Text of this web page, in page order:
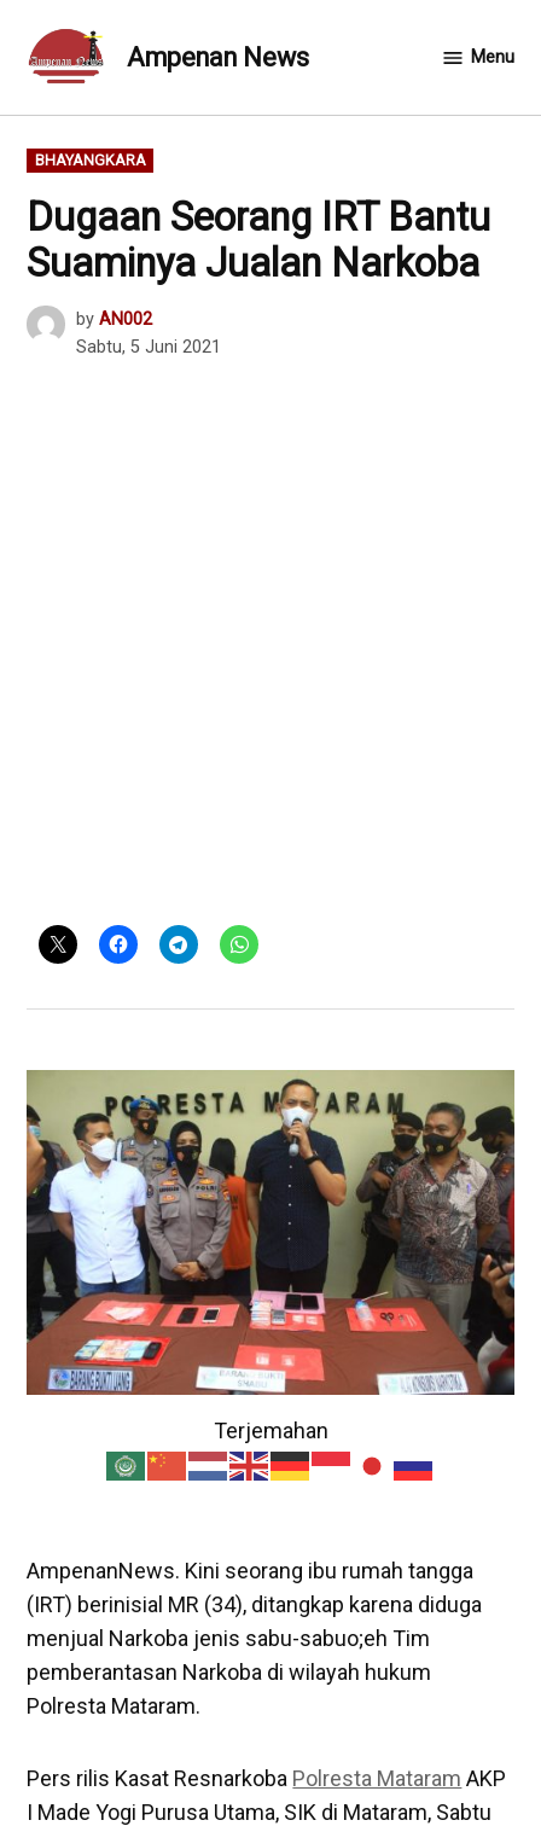
content
Ampenan News Menu
POSTED
IN
BHAYANGKARA
Dugaan Seorang IRT Bantu
Suaminya Jualan Narkoba
by AN002
Sabtu, 5 Juni 2021
Terjemahan
AmpenanNews. Kini seorang ibu rumah tangga
(IRT) berinisial MR (34), ditangkap karena diduga
menjual Narkoba jenis sabu-sabuo;eh Tim
pemberantasan Narkoba di wilayah hukum
Polresta Mataram.
Pers rilis Kasat Resnarkoba Polresta Mataram AKP
I Made Yogi Purusa Utama, SIK di Mataram, Sabtu